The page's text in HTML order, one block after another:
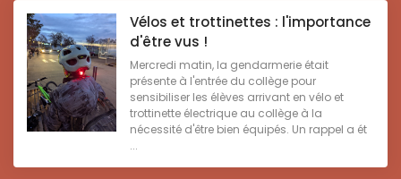
Vélos et trottinettes : l'importance
d'être vus !
Mercredi matin, la gendarmerie était
présente à l'entrée du collège pour
sensibiliser les élèves arrivant en vélo et
trottinette électrique au collège à la
nécessité d'être bien équipés. Un rappel a ét
...